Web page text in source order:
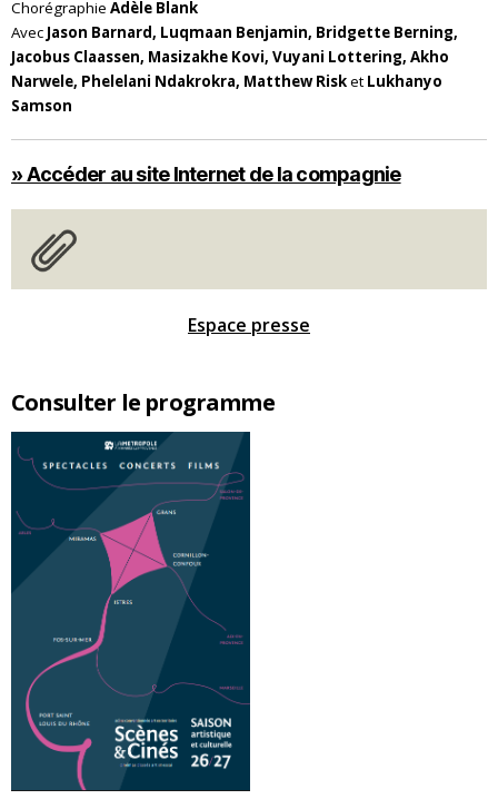
Consulter le programme
Chorégraphie Adèle Blank
Avec Jason Barnard, Luqmaan Benjamin, Bridgette Berning,
Jacobus Claassen, Masizakhe Kovi, Vuyani Lottering, Akho
Narwele, Phelelani Ndakrokra, Matthew Risket Lukhanyo
Samson
» Accéder au site Internet de la compagnie
Espace presse